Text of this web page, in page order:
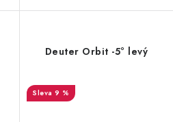
Deuter Orbit -5° levý
9 %